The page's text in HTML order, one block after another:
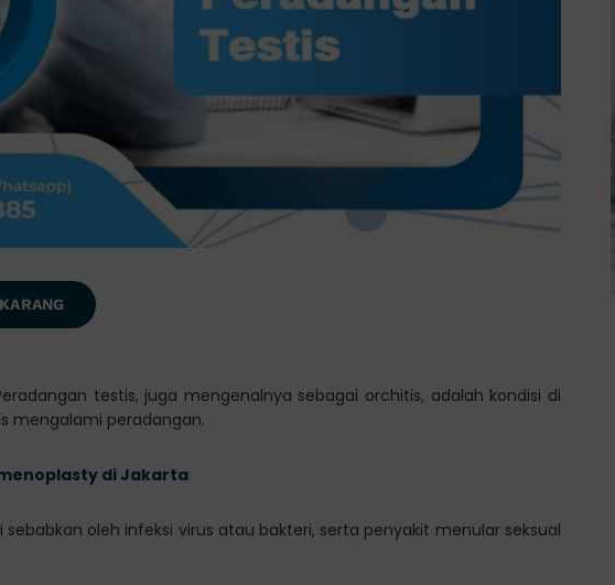
testis, juga mengenalnya sebagai orchitis, adalah kondisi di
mengalami peradangan.
di Jakarta
oleh infeksi virus atau bakteri, serta penyakit menular seksual